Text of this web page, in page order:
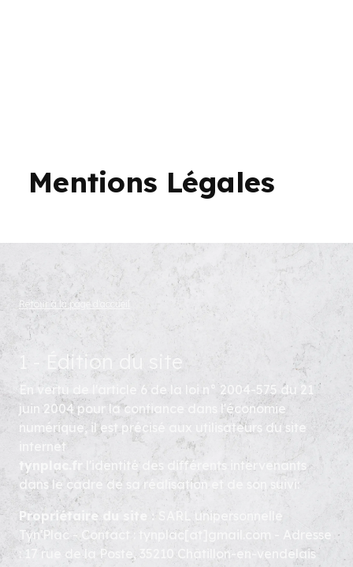
Mentions Légales
Retour à la page d'accueil
1 - Édition du site
En vertu de l'article 6 de la loi n° 2004-575 du 21
juin 2004 pour la confiance dans l'économie
numérique, il est précisé aux utilisateurs du site
internet
tynplac.fr l'identité des différents intervenants
dans le cadre de sa réalisation et de son suivi:
Propriétaire du site : SARL unipersonnelle
Tyn'Plac - Contact : tynplac[at]gmail.com - Adresse
: 17 rue de la Poste, 35210 Châtillon-en-vendelais